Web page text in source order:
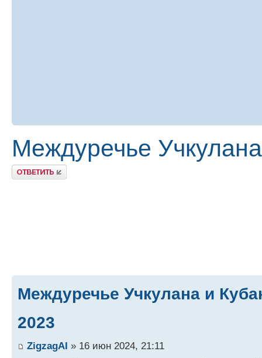
Междуречье
Ответить
Междуречье Учкулана и
2023
ZigzagAI » 16 июн 2024, 21:11